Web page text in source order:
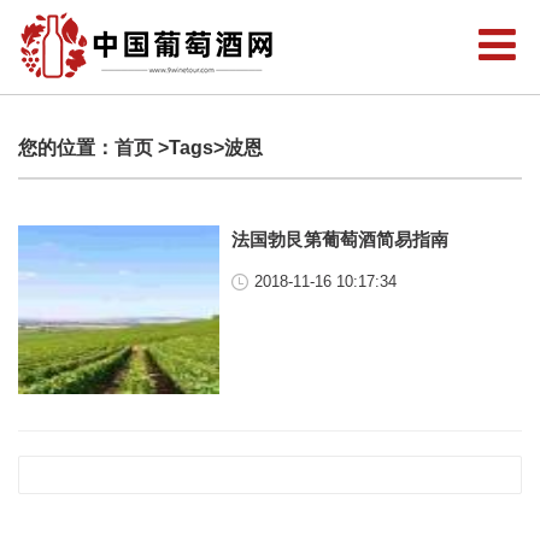
您的位置： 首页 >Tags>波恩
法国勃艮第葡萄酒简易指南
2018-11-16 10:17:34